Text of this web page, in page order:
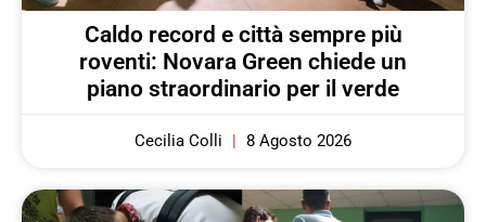
Caldo record e città sempre più
roventi: Novara Green chiede un
piano straordinario per il verde
Cecilia Colli 8 Agosto 2026